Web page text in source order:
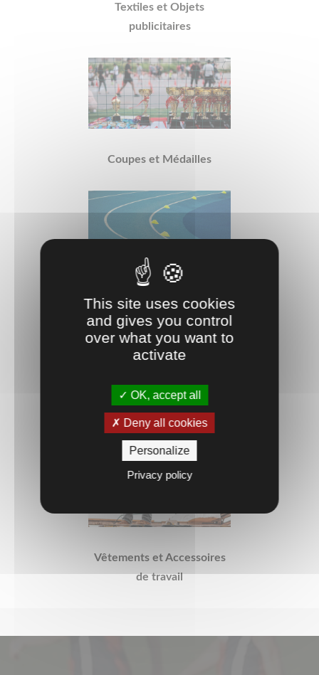
Textiles et Objets
publicitaires
Coupes et Médailles
Protection du sportif
Vêtements et Accessoires
de travail
This site uses cookies
and gives you control
over what you want to
activate
OK, accept all
Deny all cookies
Personalize
Privacy policy